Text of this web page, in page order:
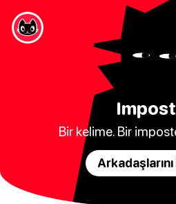
Bir kelime. Bir